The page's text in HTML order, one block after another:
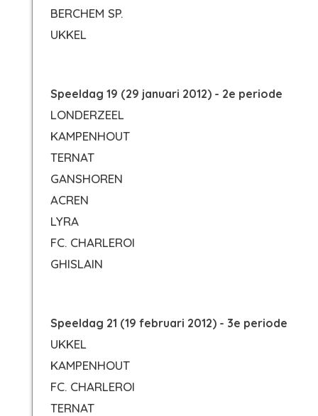
BERCHEM SP.
UKKEL
Speeldag 19 (29 januari 2012) - 2e periode
LONDERZEEL
KAMPENHOUT
TERNAT
GANSHOREN
ACREN
LYRA
FC. CHARLEROI
GHISLAIN
Speeldag 21 (19 februari 2012) - 3e periode
UKKEL
KAMPENHOUT
FC. CHARLEROI
TERNAT